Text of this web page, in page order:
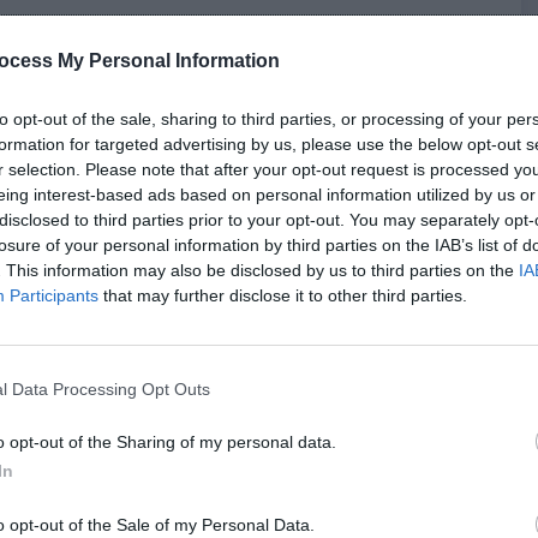
My Personal Information
opt-out of the sale, sharing to third parties, or processing of your
for targeted advertising by us, please use the below opt-out
selection. Please note that after your opt-out request is processed
interest-based ads based on personal information utilized by us
to third parties prior to your opt-out. You may separately
of your personal information by third parties on the IAB’s list of
This information may also be disclosed by us to third parties on the
Participants that may further disclose it to other third parties.
Data Processing Opt Outs
opt-out of the Sharing of my personal data.
opt-out of the Sale of my Personal Data.
éd. Pocket
après la disparition de leur bébé. Anita et Marco,
chez des voisins, pensent gérer la situation avec un
a disparu. La suite de l’enquête révèle des secrets
couple. Chaque voisin devient suspect, et le rythme
constante.
Shari Lapena, est marqué par des
la dernière page.
éd. Points
apparences trompeuses. L’histoire débute lorsque